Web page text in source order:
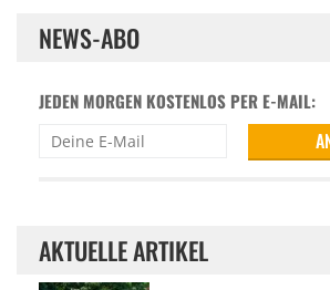
NEWS-ABO
JEDEN MORGEN KOSTENLOS PER E-MAIL:
AKTUELLE ARTIKEL